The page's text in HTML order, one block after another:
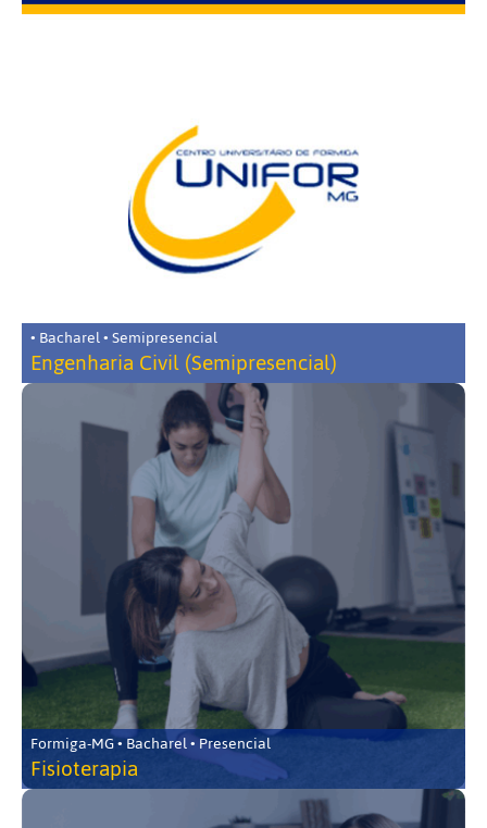
• Bacharel • Semipresencial
Engenharia Civil (Semipresencial)
Formiga-MG • Bacharel • Presencial
Fisioterapia